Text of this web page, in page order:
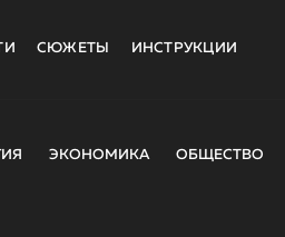
СЮЖЕТЫ ИНСТРУКЦИИ
ЭКОНОМИКА ОБЩЕСТВО